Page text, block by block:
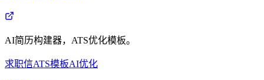
AI简历构建器，ATS优化模板。
求职信ATS模板AI优化